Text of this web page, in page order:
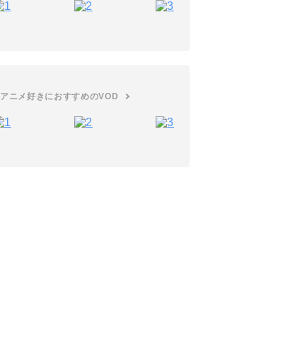
アニメ好きにおすすめのVOD